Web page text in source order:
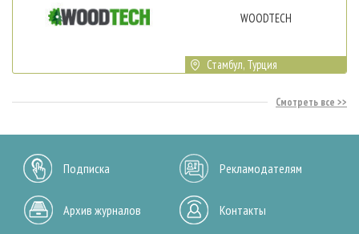
WOODTECH
Стамбул, Турция
Смотреть все
Подписка Рекламодателям
Архив журналов Контакты